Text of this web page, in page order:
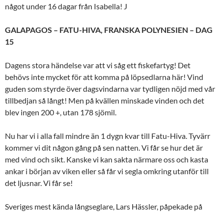
något under 16 dagar från Isabella! J
GALAPAGOS – FATU-HIVA, FRANSKA POLYNESIEN – DAG
15
Dagens stora händelse var att vi såg ett fiskefartyg! Det
behövs inte mycket för att komma på löpsedlarna här! Vind
guden som styrde över dagsvindarna var tydligen nöjd med vår
tillbedjan så långt! Men på kvällen minskade vinden och det
blev ingen 200 +, utan 178 sjömil.
Nu har vi i alla fall mindre än 1 dygn kvar till Fatu-Hiva. Tyvärr
kommer vi dit någon gång på sen natten. Vi får se hur det är
med vind och sikt. Kanske vi kan sakta närmare oss och kasta
ankar i början av viken eller så får vi segla omkring utanför till
det ljusnar. Vi får se!
Sveriges mest kända långseglare, Lars Hässler, påpekade på